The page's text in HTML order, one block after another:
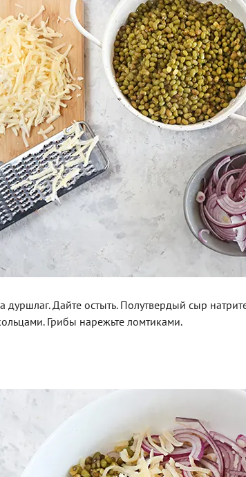
дуршлаг. Дайте остыть. Полутвердый сыр
Грибы нарежьте ломтиками.